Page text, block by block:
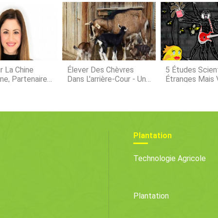
avez. Utilisez cette carte interactive de lUSDA
pour
planter
La Chine
Partenaires
Élever Des Chèvres
Dans L'arrière-Cour - Un
5 Études
Étranges Mais
Plantation
Technologie Agricole
Plantation